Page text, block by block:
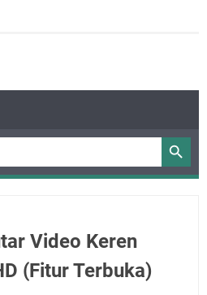
Video Keren
(Fitur Terbuka)